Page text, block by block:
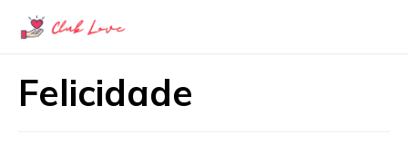
Felicidade